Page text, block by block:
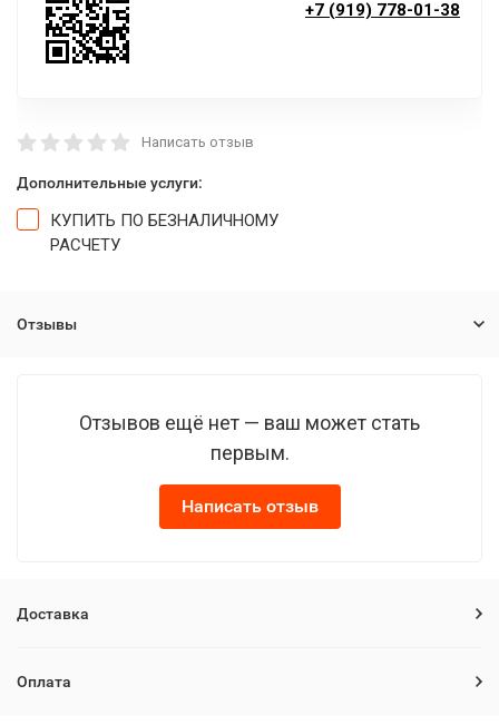
+7 (919) 778-01-38
Написать отзыв
Дополнительные услуги:
КУПИТЬ ПО БЕЗНАЛИЧНОМУ
РАСЧЕТУ
Отзывы
Отзывов ещё нет — ваш может стать
первым.
Написать отзыв
Доставка
Оплата